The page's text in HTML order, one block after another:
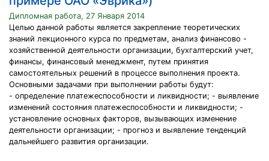
Дипломная работа, 27 Января 2014
Целью данной работы является закрепление теоретических
знаний лекционного курса по предметам, анализ финансово -
хозяйственной деятельности организации, бухгалтерский учет,
финансы, финансовый менеджмент, путем принятия
самостоятельных решений в процессе выполнения проекта.
Основными задачами при выполнении работы будут:
- определение платежеспособности и ликвидности; - выявление
изменений состояния платежеспособности и ликвидности; -
установление основных факторов, вызывающих изменение
деятельности организации; - прогноз и выявление тенденций
дальнейшего развития организации.